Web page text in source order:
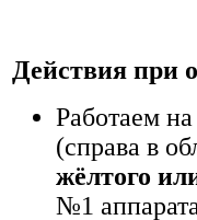
Действия при
Работаем
(справа в
жёлтого
№1